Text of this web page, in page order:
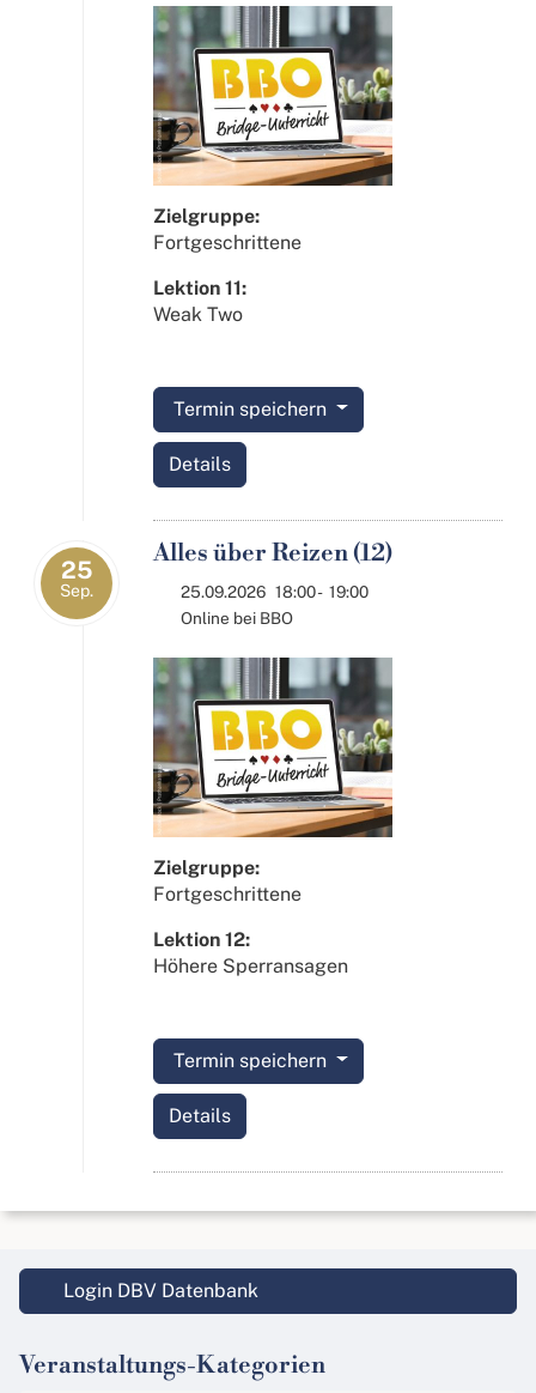
Zielgruppe:
Fortgeschrittene
Lektion 11:
Weak Two
Termin speichern
Details
25
Sep.
Alles über Reizen (12)
25.09.2026 18:00- 19:00
Online bei BBO
Zielgruppe:
Fortgeschrittene
Lektion 12:
Höhere Sperransagen
Termin speichern
Details
Login DBV Datenbank
Veranstaltungs-Kategorien